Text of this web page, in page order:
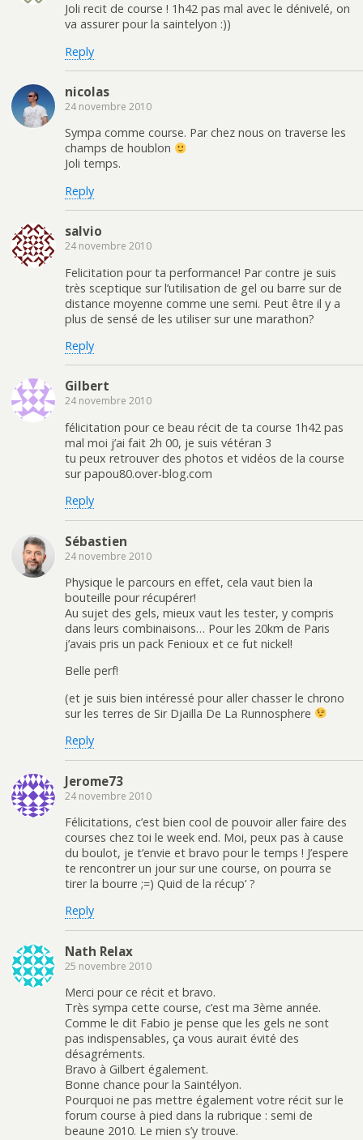
Joli recit de course ! 1h42 pas mal avec le dénivelé, on
va assurer pour la saintelyon :))
Reply
nicolas
24 novembre 2010
Sympa comme course. Par chez nous on traverse les
champs de houblon
Joli temps.
Reply
salvio
24 novembre 2010
Felicitation pour ta performance! Par contre je suis
très sceptique sur l’utilisation de gel ou barre sur de
distance moyenne comme une semi. Peut être il y a
plus de sensé de les utiliser sur une marathon?
Reply
Gilbert
24 novembre 2010
félicitation pour ce beau récit de ta course 1h42 pas
mal moi j’ai fait 2h 00, je suis vétéran 3
tu peux retrouver des photos et vidéos de la course
sur papou80.over-blog.com
Reply
Sébastien
24 novembre 2010
Physique le parcours en effet, cela vaut bien la
bouteille pour récupérer!
Au sujet des gels, mieux vaut les tester, y compris
dans leurs combinaisons… Pour les 20km de Paris
j’avais pris un pack Fenioux et ce fut nickel!
Belle perf!
(et je suis bien intéressé pour aller chasser le chrono
sur les terres de Sir Djailla De La Runnosphere
Reply
Jerome73
24 novembre 2010
Félicitations, c’est bien cool de pouvoir aller faire des
courses chez toi le week end. Moi, peux pas à cause
du boulot, je t’envie et bravo pour le temps ! J’espere
te rencontrer un jour sur une course, on pourra se
tirer la bourre ;=) Quid de la récup’ ?
Reply
Nath Relax
25 novembre 2010
Merci pour ce récit et bravo.
Très sympa cette course, c’est ma 3ème année.
Comme le dit Fabio je pense que les gels ne sont
pas indispensables, ça vous aurait évité des
désagréments.
Bravo à Gilbert également.
Bonne chance pour la Saintélyon.
Pourquoi ne pas mettre également votre récit sur le
forum course à pied dans la rubrique : semi de
beaune 2010. Le mien s’y trouve.